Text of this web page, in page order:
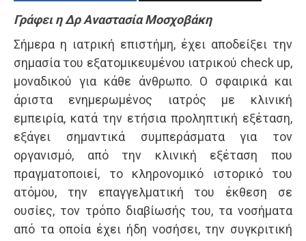
Γράφει η Δρ Αναστασία Μοσχοβάκη
Σήμερα η ιατρική επιστήμη, έχει αποδείξει την
σημασία του εξατομικευμένου ιατρικού check up,
μοναδικού για κάθε άνθρωπο. Ο σφαιρικά και
άριστα ενημερωμένος ιατρός με κλινική
εμπειρία, κατά την ετήσια προληπτική εξέταση,
εξάγει σημαντικά συμπεράσματα για τον
οργανισμό, από την κλινική εξέταση που
πραγματοποιεί, το κληρονομικό ιστορικό του
ατόμου, την επαγγελματική του έκθεση σε
ουσίες, τον τρόπο διαβίωσής του, τα νοσήματα
από τα οποία έχει ήδη νοσήσει, την συγκριτική